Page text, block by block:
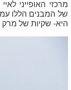
מרכזי האופייני
של המבנים הללו
היא- שקיות של מרק